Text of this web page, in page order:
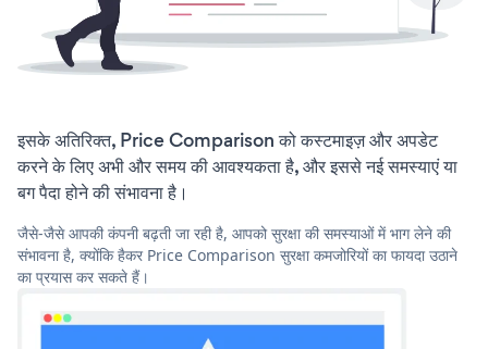
इसके अतिरिक्त, Price Comparison को कस्टमाइज़ और अपडेट
करने के लिए अभी और समय की आवश्यकता है, और इससे नई समस्याएं या
बग पैदा होने की संभावना है।
जैसे-जैसे आपकी कंपनी बढ़ती जा रही है, आपको सुरक्षा की समस्याओं में भाग लेने की
संभावना है, क्योंकि हैकर Price Comparison सुरक्षा कमजोरियों का फायदा उठाने
का प्रयास कर सकते हैं।